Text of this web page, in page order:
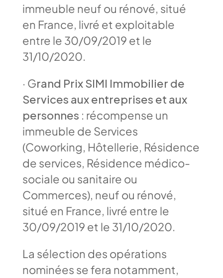
immeuble neuf ou rénové, situé
en France, livré et exploitable
entre le 30/09/2019 et le
31/10/2020.
· Grand Prix SIMI Immobilier de
Services aux entreprises et aux
personnes : récompense un
immeuble de Services
(Coworking, Hôtellerie, Résidence
de services, Résidence médico-
sociale ou sanitaire ou
Commerces), neuf ou rénové,
situé en France, livré entre le
30/09/2019 et le 31/10/2020.
La sélection des opérations
nominées se fera notamment,